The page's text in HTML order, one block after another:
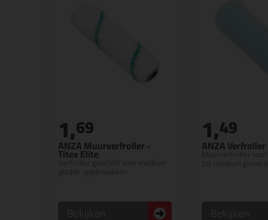
ANZA Muurverfroller -
Titex Elite
Verfroller geschikt voor medium
1,69
ANZA
Muurverfroller
1,49